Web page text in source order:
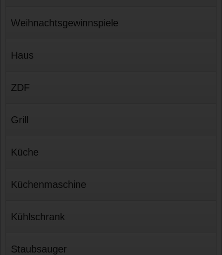
Weihnachtsgewinnspiele
Haus
ZDF
Grill
Küche
Küchenmaschine
Kühlschrank
Staubsauger